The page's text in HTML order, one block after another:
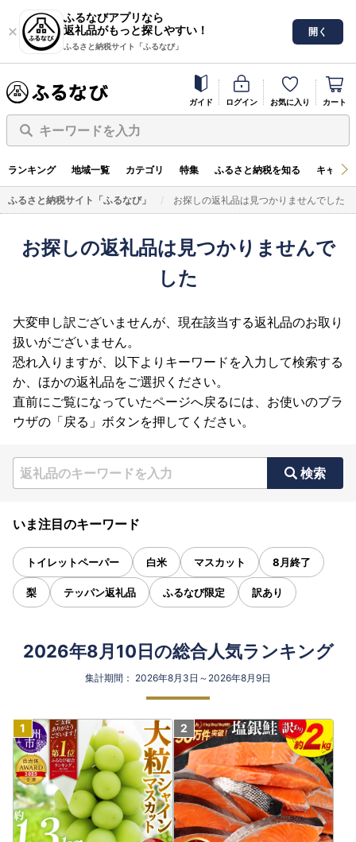
ふるなびアプリなら
返礼品がもっと探しやすい！
ふるさと納税サイト「ふるなび」
開く
ガイド ログイン お気に入り カート
キーワードを入力
ランキング 地域一覧 カテゴリ 特集 ふるさと納税を知る キャン
ふるさと納税サイト「ふるなび」 お探しの返礼品は見つかりませんでした
お探しの返礼品は見つかりませんで
した
大変申し訳ございませんが、現在該当する返礼品のお取り
扱いがございません。
恐れ入りますが、以下よりキーワードを入力して検索する
か、ほかの返礼品をご選択ください。
直前にご覧になっていたページへ戻るには、お使いのブラ
ウザの「戻る」ボタンを押してください。
検索
いま注目のキーワード
トイレットペーパー 白米 マスカット 8月終了
梨 テッパン返礼品 ふるなび限定 訳あり
2026年8月10日の総合人気ランキング
集計期間： 2026年8月3日～2026年8月9日